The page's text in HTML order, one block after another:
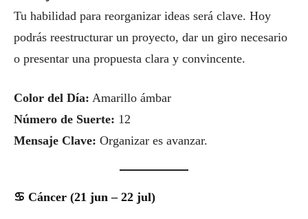
Tu habilidad para reorganizar ideas será clave. Hoy
podrás reestructurar un proyecto, dar un giro necesario
o presentar una propuesta clara y convincente.
Color del Día: Amarillo ámbar
Número de Suerte: 12
Mensaje Clave: Organizar es avanzar.
♋ Cáncer (21 jun – 22 jul)